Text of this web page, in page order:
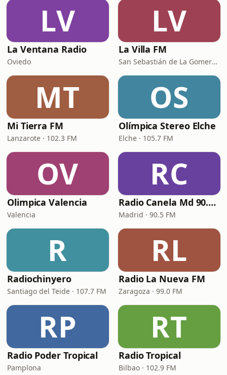
LV
La Ventana Radio
Oviedo
LV
La Villa FM
San Sebastián de La Gomera · 91.7 FM
MT
Mi Tierra FM
Lanzarote · 102.3 FM
OS
Olímpica Stereo Elche
Elche · 105.7 FM
OV
Olimpica Valencia
Valencia
RC
Radio Canela Md 90.5 fm
Madrid · 90.5 FM
R
Radiochinyero
Santiago del Teide · 107.7 FM
RL
Radio La Nueva FM
Zaragoza · 99.0 FM
RP
Radio Poder Tropical
Pamplona
RT
Radio Tropical
Bilbao · 102.9 FM